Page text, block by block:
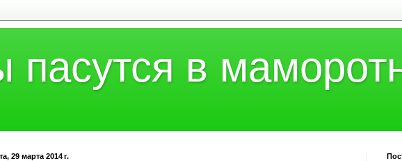
пасутся в
29 марта 2014 г.